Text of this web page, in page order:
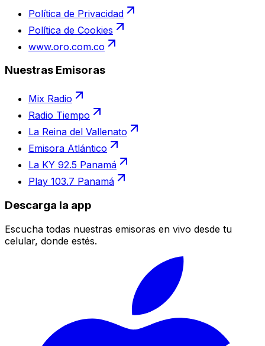
Política de Privacidad
Política de Cookies
www.oro.com.co
Nuestras Emisoras
Mix Radio
Radio Tiempo
La Reina del Vallenato
Emisora Atlántico
La KY 92.5 Panamá
Play 103.7 Panamá
Descarga la app
Escucha todas nuestras emisoras en vivo desde tu
celular, donde estés.